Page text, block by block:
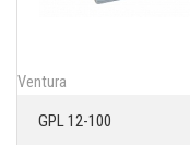
Ventura
GPL 12-100